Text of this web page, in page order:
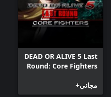
DEAD OR ALIVE 5 Last
Round: Core Fighters
مجاني+